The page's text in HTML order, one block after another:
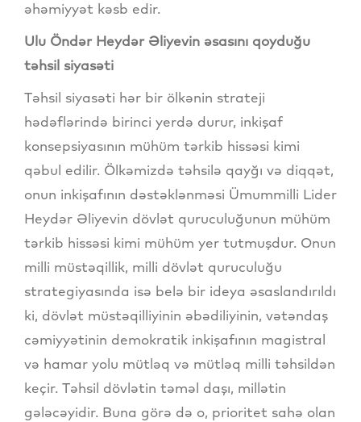
əhəmiyyət kəsb edir.
Ulu Öndər Heydər Əliyevin əsasını qoyduğu
təhsil siyasəti
Təhsil siyasəti hər bir ölkənin strateji
hədəflərində birinci yerdə durur, inkişaf
konsepsiyasının mühüm tərkib hissəsi kimi
qəbul edilir. Ölkəmizdə təhsilə qayğı və diqqət,
onun inkişafının dəstəklənməsi Ümummilli Lider
Heydər Əliyevin dövlət quruculuğunun mühüm
tərkib hissəsi kimi mühüm yer tutmuşdur. Onun
milli müstəqillik, milli dövlət quruculuğu
strategiyasında isə belə bir ideya əsaslandırıldı
ki, dövlət müstəqilliyinin əbədiliyinin, vətəndaş
cəmiyyətinin demokratik inkişafının magistral
və hamar yolu mütləq və mütləq milli təhsildən
keçir. Təhsil dövlətin təməl daşı, millətin
gələcəyidir. Buna görə də o, prioritet sahə olan